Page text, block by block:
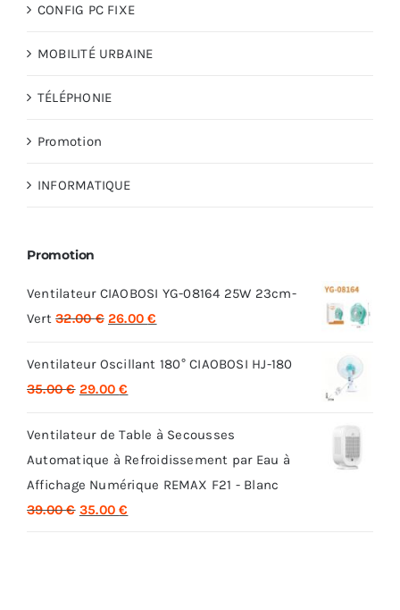
CONFIG PC FIXE
MOBILITÉ URBAINE
TÉLÉPHONIE
Promotion
INFORMATIQUE
Promotion
Ventilateur CIAOBOSI YG-08164 25W 23cm-
Vert 32.00€ Le
initial
était :
26.00€
actuel
Ventilateur Oscillant 180° CIAOBOSI HJ-180
35.00€ Le
initial
était :
35.00 €.
29.00€
actuel
est :
29.00 €.
Ventilateur de Table à Secousses
Automatique à Refroidissement par Eau à
Affichage Numérique REMAX F21 - Blanc
39.00€ Le
35.00€